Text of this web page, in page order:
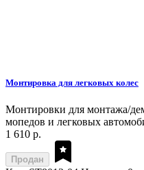
Монтировка для легковых колес
Монтировки для монтажа/
мопедов и легковых
1 610 р.
Продан